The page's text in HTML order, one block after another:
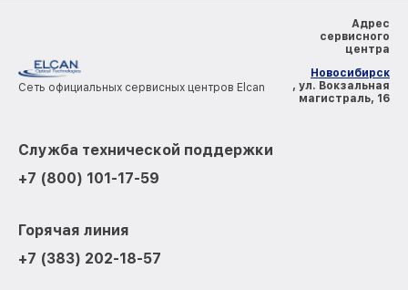
Сеть официальных сервисных центров Elcan
Адрес
сервисного
центра
Новосибирск
, ул. Вокзальная
магистраль, 16
Служба технической поддержки
+7 (800) 101-17-59
Горячая линия
+7 (383) 202-18-57